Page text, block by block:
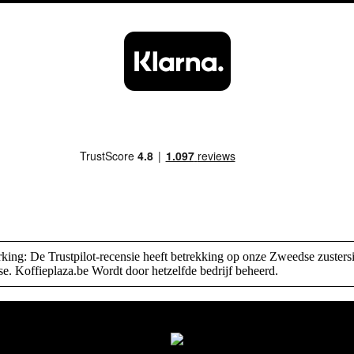
De Trustpilot-recensie heeft betrekking op onze Zweedse
Koffieplaza.be Wordt door hetzelfde bedrijf beheerd.